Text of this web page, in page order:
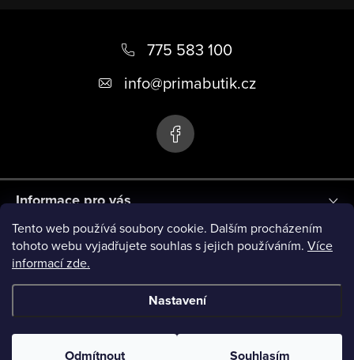
Tento web používá soubory cookie. Dalším procházením
tohoto webu vyjadřujete souhlas s jejich používáním. Více
informací zde.
Nastavení
Odmítnout Souhlasím
775 583 100
info@primabutik.cz
Informace pro vás
Blog
Novinky
Copyright 2026PRIMA BUTIK. Všechna práva vyhrazena.